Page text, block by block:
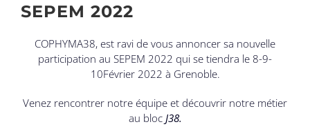
SEPEM 2022
COPHYMA38, est ravi de vous annoncer sa nouvelle
participation au SEPEM 2022 qui se tiendra le 8-9-
10Février 2022 à Grenoble.
Venez rencontrer notre équipe et découvrir notre métier
au bloc J38.